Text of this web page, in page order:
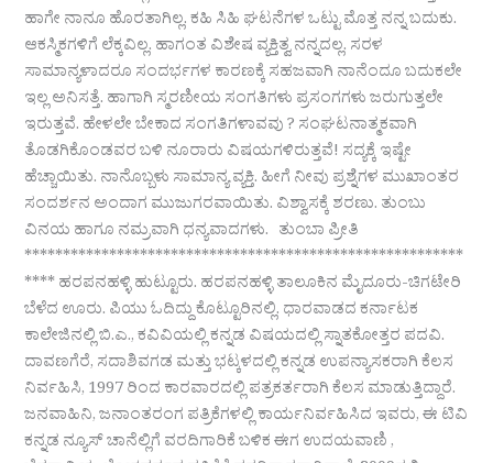
ಹಾಗೇ ನಾನೂ ಹೊರತಾಗಿಲ್ಲ. ಕಹಿ ಸಿಹಿ ಘಟನೆಗಳ ಒಟ್ಟು ಮೊತ್ತ ನನ್ನ ಬದುಕು.
ಆಕಸ್ಮಿಕಗಳಿಗೆ ಲೆಕ್ಕವಿಲ್ಲ. ಹಾಗಂತ ವಿಶೇಷ ವ್ಯಕ್ತಿತ್ವ ನನ್ನದಲ್ಲ. ಸರಳ
ಸಾಮಾನ್ಯಳಾದರೂ ಸಂದರ್ಭಗಳ ಕಾರಣಕ್ಕೆ ಸಹಜವಾಗಿ ನಾನೆಂದೂ ಬದುಕಲೇ
ಇಲ್ಲ ಅನಿಸತ್ತೆ. ಹಾಗಾಗಿ ಸ್ಮರಣೀಯ ಸಂಗತಿಗಳು ಪ್ರಸಂಗಗಳು ಜರುಗುತ್ತಲೇ
ಇರುತ್ತವೆ. ಹೇಳಲೇ ಬೇಕಾದ ಸಂಗತಿಗಳಾವವು ? ಸಂಘಟನಾತ್ಮಕವಾಗಿ
ತೊಡಗಿಕೊಂಡವರ ಬಳಿ ನೂರಾರು ವಿಷಯಗಳಿರುತ್ತವೆ! ಸದ್ಯಕ್ಕೆ ಇಷ್ಟೇ
ಹೆಚ್ಚಾಯಿತು. ನಾನೊಬ್ಬಳು ಸಾಮಾನ್ಯ ವ್ಯಕ್ತಿ. ಹೀಗೆ ನೀವು ಪ್ರಶ್ನೆಗಳ ಮುಖಾಂತರ
ಸಂದರ್ಶನ ಅಂದಾಗ ಮುಜುಗರವಾಯಿತು. ವಿಶ್ವಾಸಕ್ಕೆ ಶರಣು. ತುಂಬು
ವಿನಯ ಹಾಗೂ ನಮ್ರವಾಗಿ ಧನ್ಯವಾದಗಳು. ತುಂಬಾ ಪ್ರೀತಿ
*********************************************************
**** ಹರಪನಹಳ್ಳಿ ಹುಟ್ಟೂರು. ಹರಪನಹಳ್ಳಿ ತಾಲೂಕಿನ ಮೈದೂರು-ಚಿಗಟೇರಿ
ಬೆಳೆದ ಊರು. ಪಿಯು ಓದಿದ್ದು ಕೊಟ್ಟೂರಿನಲ್ಲಿ. ಧಾರವಾಡದ ಕರ್ನಾಟಕ
ಕಾಲೇಜಿನಲ್ಲಿ ಬಿ.ಎ., ಕವಿವಿಯಲ್ಲಿ ಕನ್ನಡ ವಿಷಯದಲ್ಲಿ ಸ್ನಾತಕೋತ್ತರ ಪದವಿ.
ದಾವಣಗೆರೆ, ಸದಾಶಿವಗಡ ಮತ್ತು ಭಟ್ಕಳದಲ್ಲಿ ಕನ್ನಡ ಉಪನ್ಯಾಸಕರಾಗಿ ಕೆಲಸ
ನಿರ್ವಹಿಸಿ, 1997 ರಿಂದ ಕಾರವಾರದಲ್ಲಿ ಪತ್ರಕರ್ತರಾಗಿ ಕೆಲಸ ಮಾಡುತ್ತಿದ್ದಾರೆ.
ಜನವಾಹಿನಿ, ಜನಾಂತರಂಗ ಪತ್ರಿಕೆಗಳಲ್ಲಿ ಕಾರ್ಯನಿರ್ವಹಿಸಿದ ಇವರು, ಈ ಟಿವಿ
ಕನ್ನಡ ನ್ಯೂಸ್ ಚಾನೆಲ್ಲಿಗೆ ವರದಿಗಾರಿಕೆ ಬಳಿಕ ಈಗ ಉದಯವಾಣಿ ,